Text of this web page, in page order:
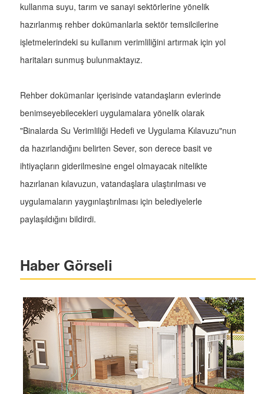
kullanma suyu, tarım ve sanayi sektörlerine yönelik
hazırlanmış rehber dokümanlarla sektör temsilcilerine
işletmelerindeki su kullanım verimliliğini artırmak için yol
haritaları sunmuş bulunmaktayız.
Rehber dokümanlar içerisinde vatandaşların evlerinde
benimseyebilecekleri uygulamalara yönelik olarak
"Binalarda Su Verimliliği Hedefi ve Uygulama Kılavuzu"nun
da hazırlandığını belirten Sever, son derece basit ve
ihtiyaçların giderilmesine engel olmayacak nitelikte
hazırlanan kılavuzun, vatandaşlara ulaştırılması ve
uygulamaların yaygınlaştırılması için belediyelerle
paylaşıldığını bildirdi.
Haber Görseli